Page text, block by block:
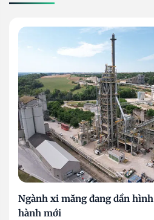
Ngành xi măng đang dần
hành mới